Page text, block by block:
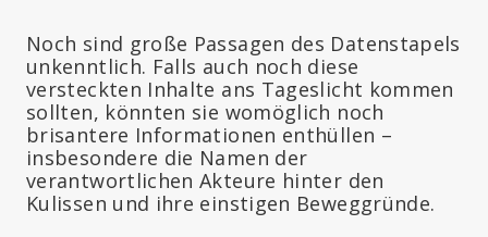
Noch sind große Passagen des Datenstapels
unkenntlich. Falls auch noch diese
versteckten Inhalte ans Tageslicht kommen
sollten, könnten sie womöglich noch
brisantere Informationen enthüllen –
insbesondere die Namen der
verantwortlichen Akteure hinter den
Kulissen und ihre einstigen Beweggründe.